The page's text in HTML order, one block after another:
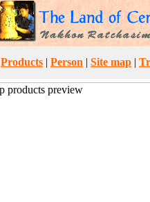
Products | Person | Site map |